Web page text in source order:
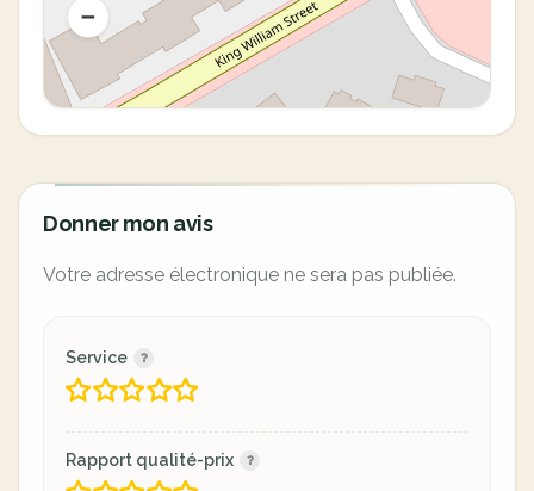
Donner mon avis
Votre adresse électronique ne sera pas publiée.
Service
Rapport qualité-prix